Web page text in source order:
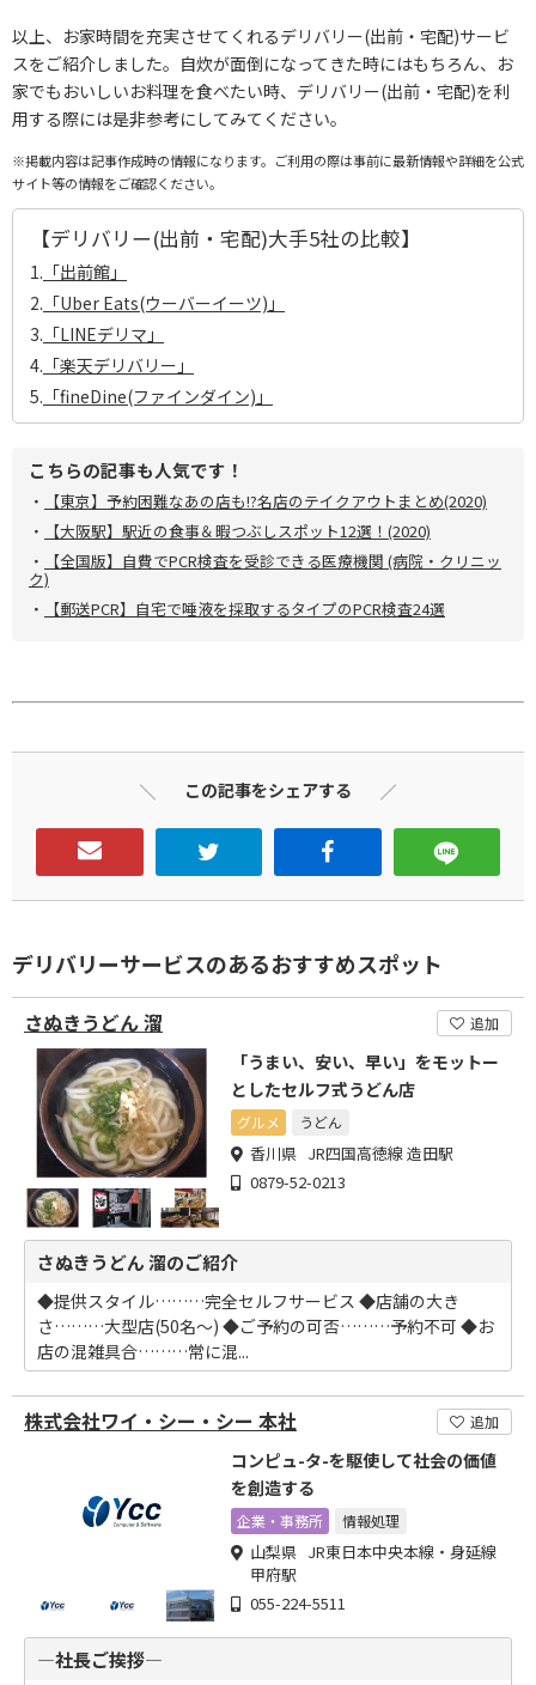
以上、お家時間を充実させてくれるデリバリー(出前・宅配)サービ
スをご紹介しました。自炊が面倒になってきた時にはもちろん、お
家でもおいしいお料理を食べたい時、デリバリー(出前・宅配)を利
用する際には是非参考にしてみてください。
※掲載内容は記事作成時の情報になります。ご利用の際は事前に最新情報や詳細を公式
サイト等の情報をご確認ください。
【デリバリー(出前・宅配)大手5社の比較】
1. 「出前館」
2. 「Uber Eats(ウーバーイーツ)」
3. 「LINEデリマ」
4. 「楽天デリバリー」
5. 「fineDine(ファインダイン)」
こちらの記事も人気です！
・
【東京】予約困難なあの店も!?名店のテイクアウトまとめ(2020)
・
【大阪駅】駅近の食事＆暇つぶしスポット12選！(2020)
・
【全国版】自費でPCR検査を受診できる医療機関 (病院・クリニッ
ク)
・
【郵送PCR】自宅で唾液を採取するタイプのPCR検査24選
この記事をシェアする
デリバリーサービスのあるおすすめスポット
さぬきうどん 溜 追加
「うまい、安い、早い」をモットー
としたセルフ式うどん店
グルメ うどん
香川県 JR四国高徳線 造田駅
0879-52-0213
さぬきうどん 溜のご紹介
◆提供スタイル………完全セルフサービス ◆店舗の大き
さ………大型店(50名～) ◆ご予約の可否………予約不可 ◆お
店の混雑具合………常に混...
株式会社ワイ・シー・シー 本社 追加
コンピュ-タ-を駆使して社会の価値
を創造する
企業・事務所 情報処理
山梨県 JR東日本中央本線・身延線
甲府駅
055-224-5511
―社長ご挨拶―